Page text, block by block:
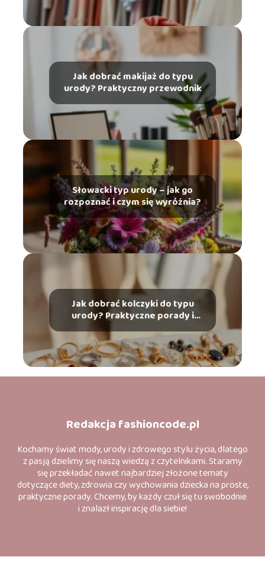
Jak dobrać makijaż do typu
urody? Praktyczny przewodnik
Słowacki typ urody – jak go
rozpoznać i czym się wyróżnia?
Jak dobrać kolczyki do typu
urody? Praktyczne porady i
Redakcja fashioncode.pl
Kochamy świat mody, urody i zdrowego stylu życia, dlatego
z pasją dzielimy się naszą wiedzą z czytelnikami. Staramy
się przekładać nawet najbardziej złożone tematy
dotyczące diety, zdrowia czy wychowania dziecka na proste,
praktyczne porady. Chcemy, by każdy czuł się tu swobodnie
i znalazł inspirację dla siebie!